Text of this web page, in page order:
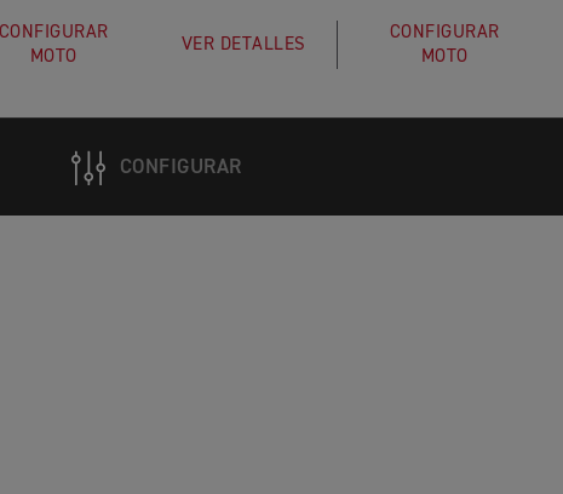
CONFIGURAR
MOTO
VER DETALLES
CONFIGURAR
MOTO
CONFIGURAR